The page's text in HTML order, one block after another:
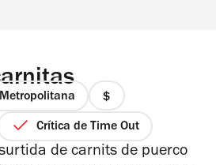
precio
1
de
Crítica de Time Out
de carnits de puerco